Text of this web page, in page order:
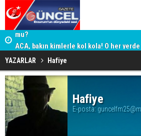
Erzurum Paşalar Caddesi'ndeki Valilik
mu?
YAZARLAR Hafiye
Hafiye
E-posta: